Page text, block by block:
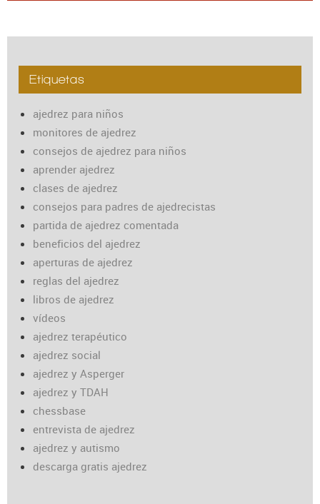
Etiquetas
ajedrez para niños
monitores de ajedrez
consejos de ajedrez para niños
aprender ajedrez
clases de ajedrez
consejos para padres de ajedrecistas
partida de ajedrez comentada
beneficios del ajedrez
aperturas de ajedrez
reglas del ajedrez
libros de ajedrez
vídeos
ajedrez terapéutico
ajedrez social
ajedrez y Asperger
ajedrez y TDAH
chessbase
entrevista de ajedrez
ajedrez y autismo
descarga gratis ajedrez